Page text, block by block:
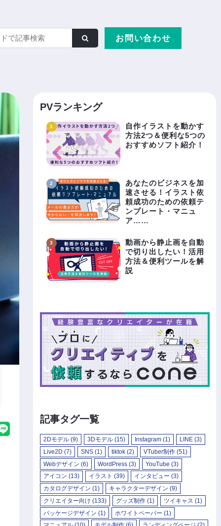
お問い合わせ
PVランキング
自作イラストを動かす
方法2つ＆便利な5つの
おすすめソフト紹介！
あなたのビジネスを加
速させる！イラスト依
頼成功のための依頼テ
ンプレート・マニュ
ア……
動画から静止画を自動
で切り出したい！活用
方法＆便利ツールを解
説
記事タグ一覧
2Dモデル(9) 3Dモデル(15) Instagram (1) LINE (3)
Live2D (7) SNS(1) tiktok (2) VTuber制作 (51)
Webデザイン (6) WordPress(3) YouTube (3)
アイコン (13) イラスト (39) インタビュー (3)
カタログデザイン (1) キャラクターデザイン (9)
クリエイター向け (133) グッズ制作(1) ツイキャス (1)
パッケージデザイン (1) ホワイトペーパー (1)